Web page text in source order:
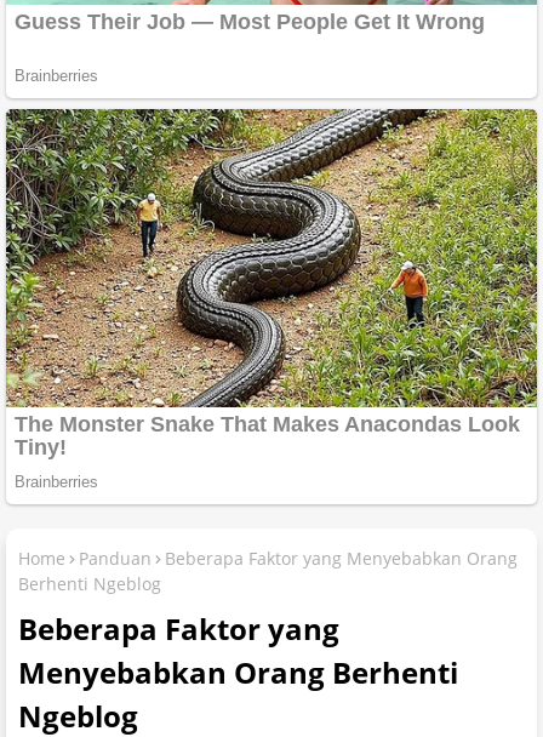
Home Panduan
Beberapa Faktor yang Menyebabkan Orang
Berhenti Ngeblog
Beberapa Faktor yang
Menyebabkan Orang Berhenti
Ngeblog